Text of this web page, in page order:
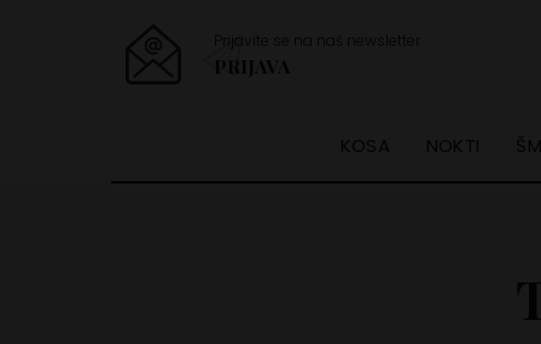
Prijavite se na naš newsletter
PRIJAVA
KOSA NOKTI